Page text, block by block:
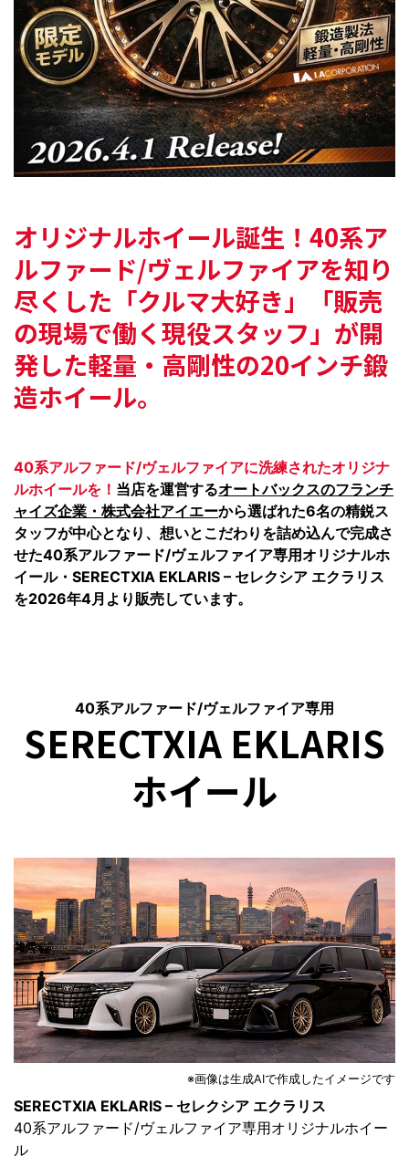
オリジナルホイール誕生！ 40系ア
ルファード/ヴェルファイアを知り
尽くした 「クルマ大好き」「販売
の現場で働く現役スタッフ」が開
発した軽量・高剛性の20インチ鍛
造ホイール。
40系アルファード/ヴェルファイアに洗練されたオリジナ
ルホイールを！ 当店を運営するオートバックスのフランチ
ャイズ企業・株式会社アイエーから選ばれた6名の精鋭ス
タッフが中心となり、想いとこだわりを詰め込んで完成さ
せた40系アルファード/ヴェルファイア専用オリジナルホ
イール・SERECTXIA EKLARIS – セレクシア エクラリス
を2026年4月より販売しています。
40系アルファード/ヴェルファイア専用
SERECTXIA EKLARIS
ホイール
※画像は生成AIで作成したイメージです
SERECTXIA EKLARIS – セレクシア エクラリス
40系アルファード/ヴェルファイア専用オリジナルホイー
ル